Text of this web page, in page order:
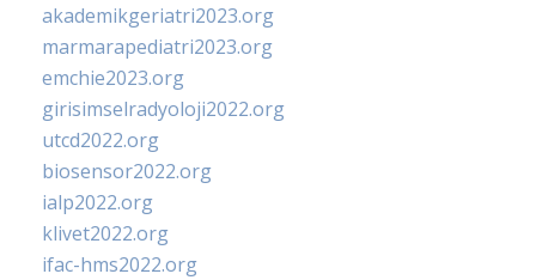
akademikgeriatri2023.org
marmarapediatri2023.org
emchie2023.org
girisimselradyoloji2022.org
utcd2022.org
biosensor2022.org
ialp2022.org
klivet2022.org
ifac-hms2022.org